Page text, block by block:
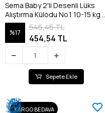
Sema Baby 2'li Desenli Lüks
Alıştırma Külodu No.1 10-15 kg -
Flowers
%17
545,45 TL
454,54 TL
Sepete Ekle
KARGO BEDAVA